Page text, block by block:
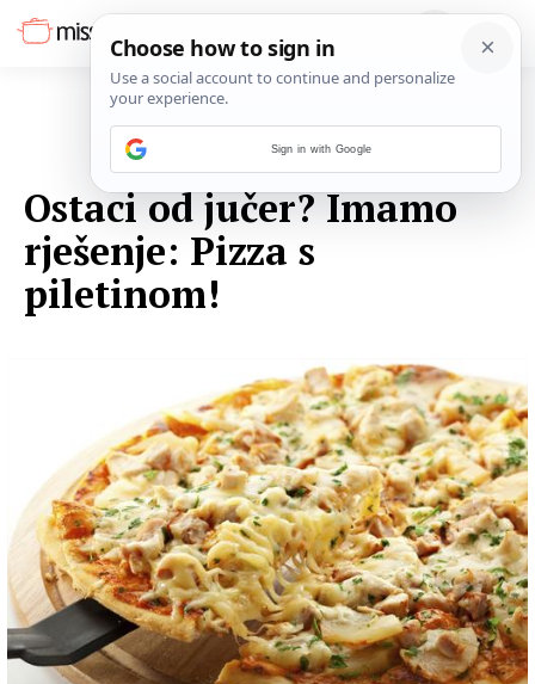
Ostaci od jučer? Imamo
rješenje: Pizza s
piletinom!
Sign in with Google